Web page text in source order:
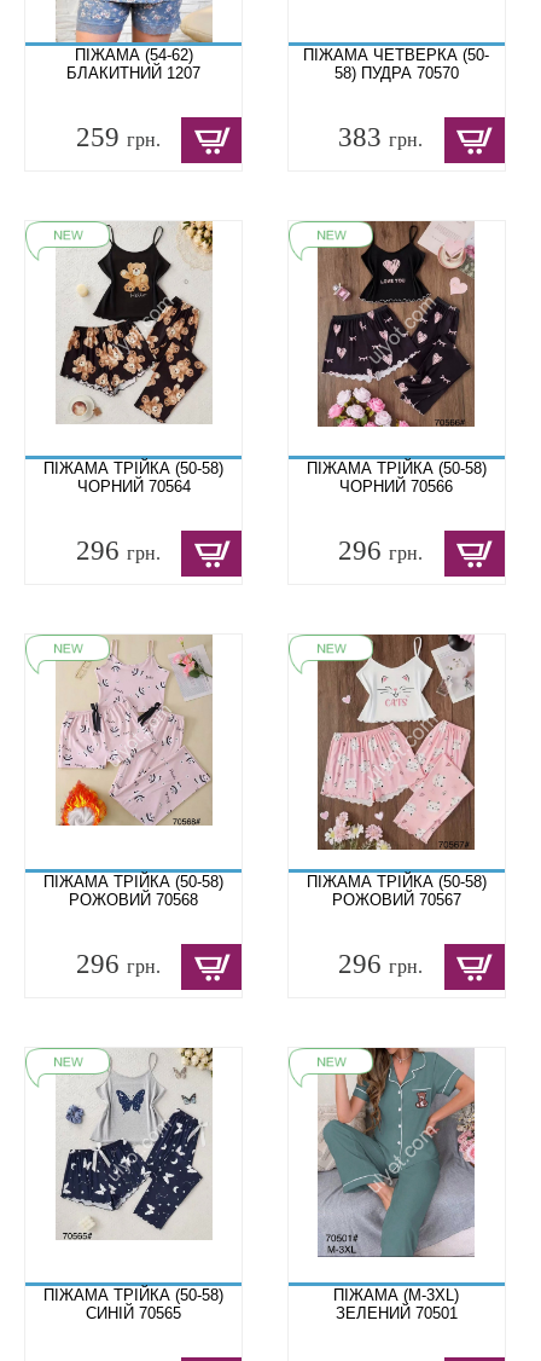
ПІЖАМА (54-62)
БЛАКИТНИЙ 1207
259 грн.
ПІЖАМА ЧЕТВЕРКА (50-
58) ПУДРА 70570
383грн.
ПІЖАМА ТРІЙКА (50-58)
ЧОРНИЙ 70564
296 грн.
ПІЖАМА ТРІЙКА (50-58)
ЧОРНИЙ 70566
296грн.
ПІЖАМА ТРІЙКА (50-58)
РОЖОВИЙ 70568
296 грн.
ПІЖАМА ТРІЙКА (50-58)
РОЖОВИЙ 70567
296грн.
ПІЖАМА ТРІЙКА (50-58)
СИНІЙ 70565
ПІЖАМА (M-3XL)
ЗЕЛЕНИЙ 70501